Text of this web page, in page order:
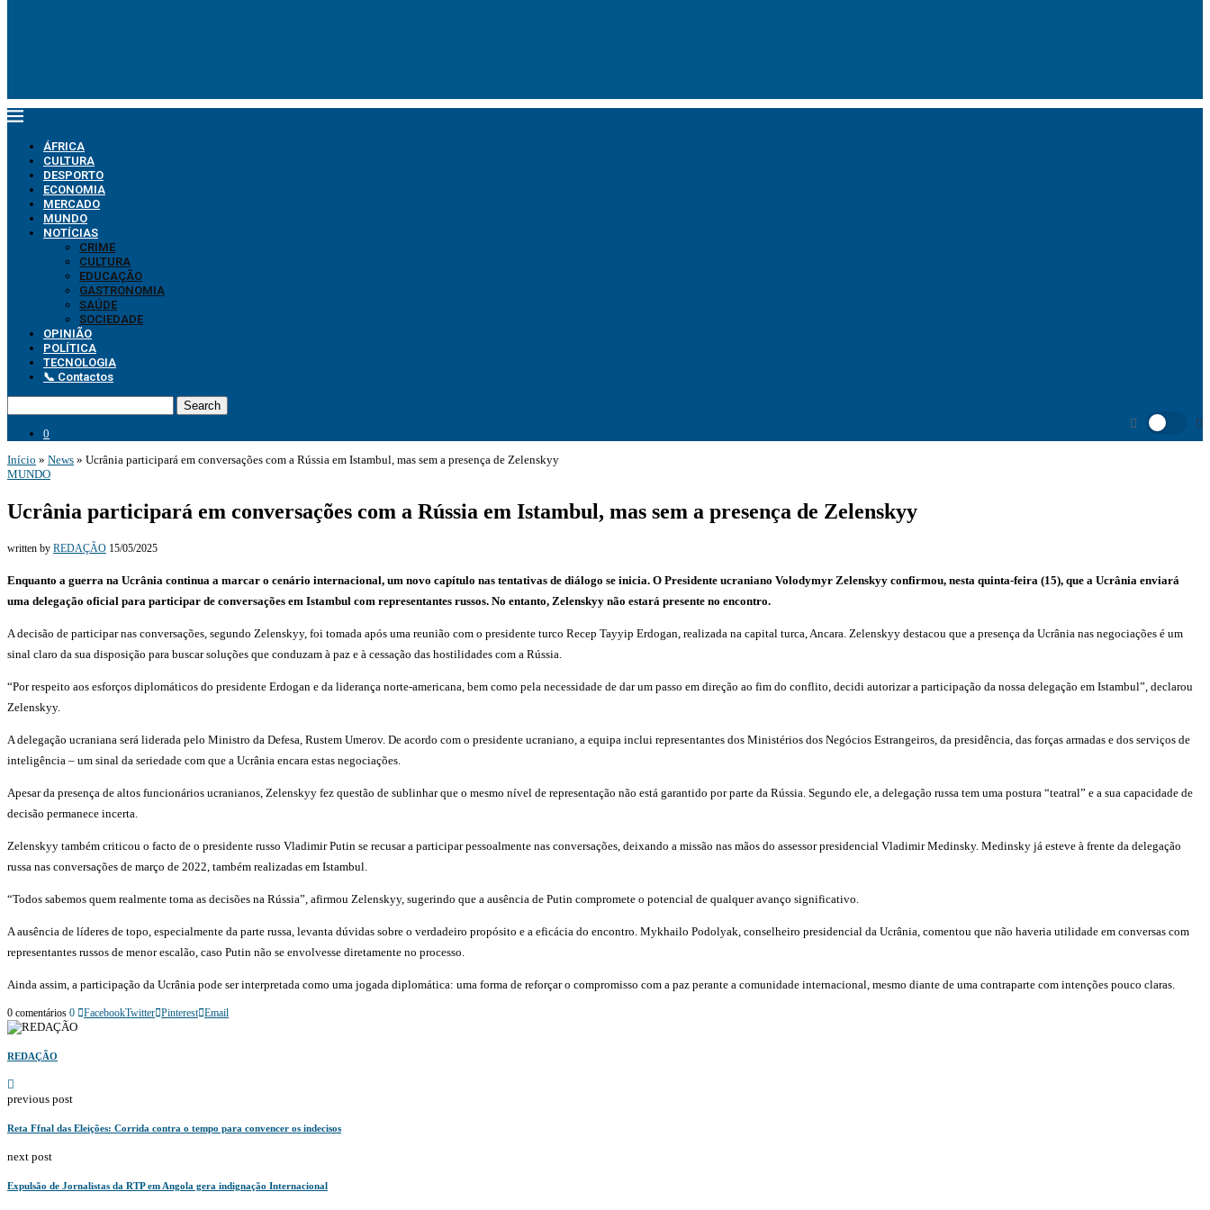
ÁFRICA
CULTURA
DESPORTO
ECONOMIA
MERCADO
MUNDO
NOTÍCIAS
CRIME
CULTURA
EDUCAÇÃO
GASTRONOMIA
SAÚDE
SOCIEDADE
OPINIÃO
POLÍTICA
TECNOLOGIA
📞 Contactos
Search
0
Início » News » Ucrânia participará em conversações com a Rússia em Istambul, mas sem a presença de Zelenskyy
MUNDO
Ucrânia participará em conversações com a Rússia em Istambul, mas sem a presença de Zelenskyy
written by REDAÇÃO 15/05/2025
Enquanto a guerra na Ucrânia continua a marcar o cenário internacional, um novo capítulo nas tentativas de diálogo se inicia. O Presidente ucraniano Volodymyr Zelenskyy confirmou, nesta quinta-feira (15), que a Ucrânia enviará
uma delegação oficial para participar de conversações em Istambul com representantes russos. No entanto, Zelenskyy não estará presente no encontro.
A decisão de participar nas conversações, segundo Zelenskyy, foi tomada após uma reunião com o presidente turco Recep Tayyip Erdogan, realizada na capital turca, Ancara. Zelenskyy destacou que a presença da Ucrânia nas negociações é um
sinal claro da sua disposição para buscar soluções que conduzam à paz e à cessação das hostilidades com a Rússia.
“Por respeito aos esforços diplomáticos do presidente Erdogan e da liderança norte-americana, bem como pela necessidade de dar um passo em direção ao fim do conflito, decidi autorizar a participação da nossa delegação em Istambul”, declarou
Zelenskyy.
A delegação ucraniana será liderada pelo Ministro da Defesa, Rustem Umerov. De acordo com o presidente ucraniano, a equipa inclui representantes dos Ministérios dos Negócios Estrangeiros, da presidência, das forças armadas e dos serviços de
inteligência – um sinal da seriedade com que a Ucrânia encara estas negociações.
Apesar da presença de altos funcionários ucranianos, Zelenskyy fez questão de sublinhar que o mesmo nível de representação não está garantido por parte da Rússia. Segundo ele, a delegação russa tem uma postura “teatral” e a sua capacidade de
decisão permanece incerta.
Zelenskyy também criticou o facto de o presidente russo Vladimir Putin se recusar a participar pessoalmente nas conversações, deixando a missão nas mãos do assessor presidencial Vladimir Medinsky. Medinsky já esteve à frente da delegação
russa nas conversações de março de 2022, também realizadas em Istambul.
“Todos sabemos quem realmente toma as decisões na Rússia”, afirmou Zelenskyy, sugerindo que a ausência de Putin compromete o potencial de qualquer avanço significativo.
A ausência de líderes de topo, especialmente da parte russa, levanta dúvidas sobre o verdadeiro propósito e a eficácia do encontro. Mykhailo Podolyak, conselheiro presidencial da Ucrânia, comentou que não haveria utilidade em conversas com
representantes russos de menor escalão, caso Putin não se envolvesse diretamente no processo.
Ainda assim, a participação da Ucrânia pode ser interpretada como uma jogada diplomática: uma forma de reforçar o compromisso com a paz perante a comunidade internacional, mesmo diante de uma contraparte com intenções pouco claras.
0 comentários 0 FacebookTwitter Pinterest Email
REDAÇÃO
previous post
Reta Ffnal das Eleições: Corrida contra o tempo para convencer os indecisos
next post
Expulsão de Jornalistas da RTP em Angola gera indignação Internacional